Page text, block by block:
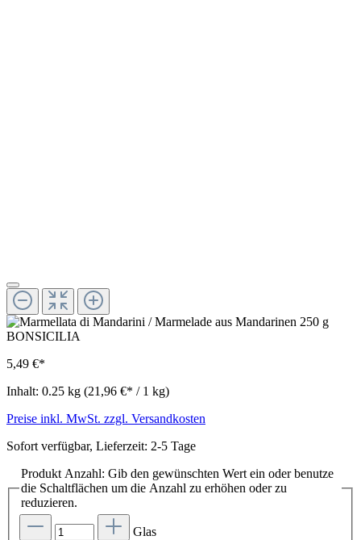
5,49 €*
Inhalt: 0.25 kg (21,96 €* / 1 kg)
Preise inkl. MwSt. zzgl. Versandkosten
Sofort verfügbar, Lieferzeit: 2-5 Tage
Produkt Anzahl: Gib den gewünschten Wert ein oder benutze
die Schaltflächen um die Anzahl zu erhöhen oder zu
reduzieren.
Glas